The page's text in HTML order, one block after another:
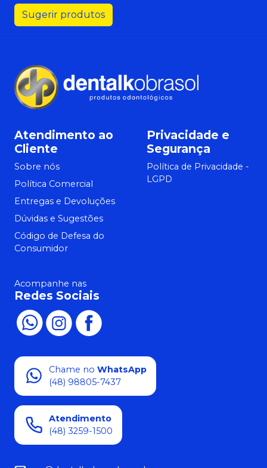
Sugerir produtos
Atendimento ao
Cliente
Sobre nós
Política Comercial
Entregas e Devoluções
Dúvidas e Sugestões
Código de Defesa do
Consumidor
Privacidade e
Segurança
Política de Privacidade -
LGPD
Acompanhe nas
Redes Sociais
Chame no WhatsApp
(48) 98805-7437
Atendimento
(48) 3259-1500